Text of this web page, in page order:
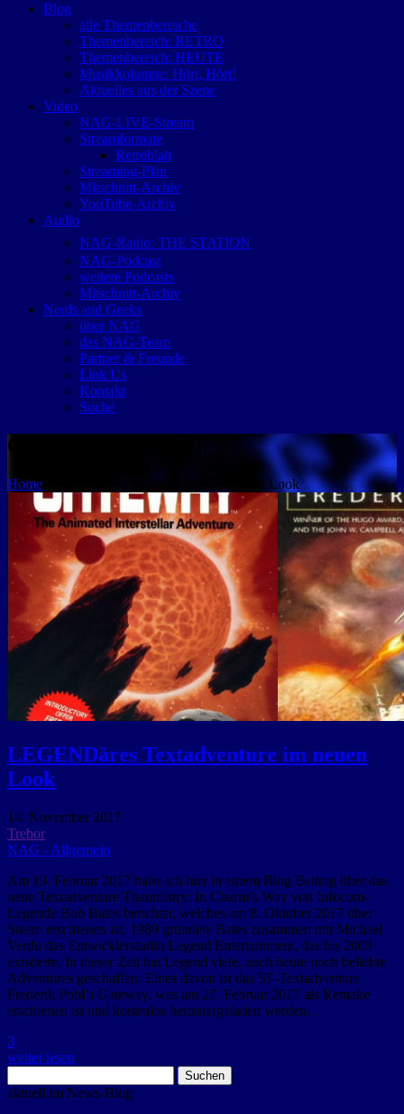
Blog
alle Themenbereiche
Themenbereich: RETRO
Themenbereich: HEUTE
Musikkolumne: Hört, Hört!
Aktuelles aus der Szene
Video
NAG-LIVE-Stream
Streamformate
Retroblah
Streaming-Plan
Mitschnitt-Archiv
YouTube-Archiv
Audio
NAG-Radio: THE STATION
NAG-Podcast
weitere Podcasts
Mitschnitt-Archiv
Nerds and Geeks
über NAG
das NAG-Team
Partner & Freunde
Link Us
Kontakt
Suche
Home LEGENDäres Textadventure im neuen Look
LEGENDäres Textadventure im neuen
Look
14. November 2017
Trebor
NAG - Allgemein
Am 19. Februar 2017 habe ich hier in einem Blog Beitrag über das
neue Textadventure Thaumistry: In Charm’s Way von Infocom-
Legende Bob Bates berichtet, welches am 8. Oktober 2017 über
Steam erschienen ist. 1989 gründete Bates zusammen mit Michael
Verdu das Entwicklerstudio Legend Entertainment, das bis 2003
existierte. In dieser Zeit hat Legend viele, auch heute noch beliebte
Adventures geschaffen. Eines davon ist das SF-Textadventure
Frederik Pohl’s Gateway, was am 27. Februar 2017 als Remake
erschienen ist und kostenlos heruntergeladen werden…
3
weiter lesen
nach:
aktuell im News-Blog